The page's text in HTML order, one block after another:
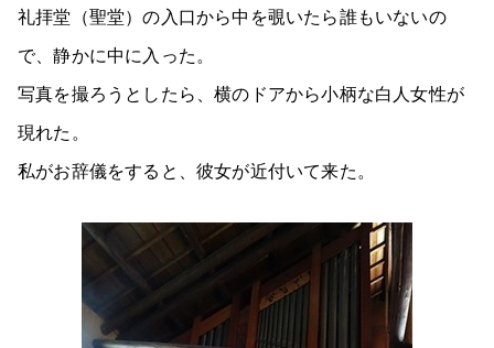
礼拝堂（聖堂）の入口から中を覗いたら誰もいないの
で、静かに中に入った。
写真を撮ろうとしたら、横のドアから小柄な白人女性が
現れた。
私がお辞儀をすると、彼女が近付いて来た。